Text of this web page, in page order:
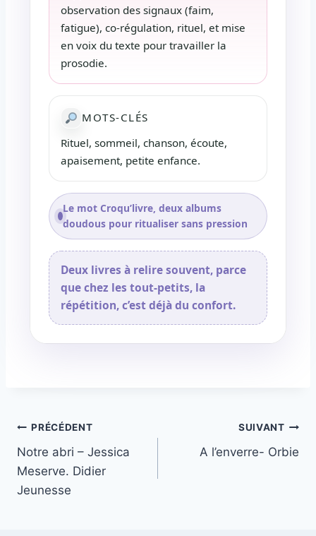
observation des signaux (faim,
fatigue), co-régulation, rituel, et mise
en voix du texte pour travailler la
prosodie.
MOTS-CLÉS
Rituel, sommeil, chanson, écoute,
apaisement, petite enfance.
Le mot Croqu’livre, deux albums
doudous pour ritualiser sans pression
Deux livres à relire souvent, parce
que chez les tout-petits, la
répétition, c’est déjà du confort.
PRÉCÉDENT
Notre abri – Jessica
Meserve. Didier
Jeunesse
SUIVANT
A l’enverre- Orbie